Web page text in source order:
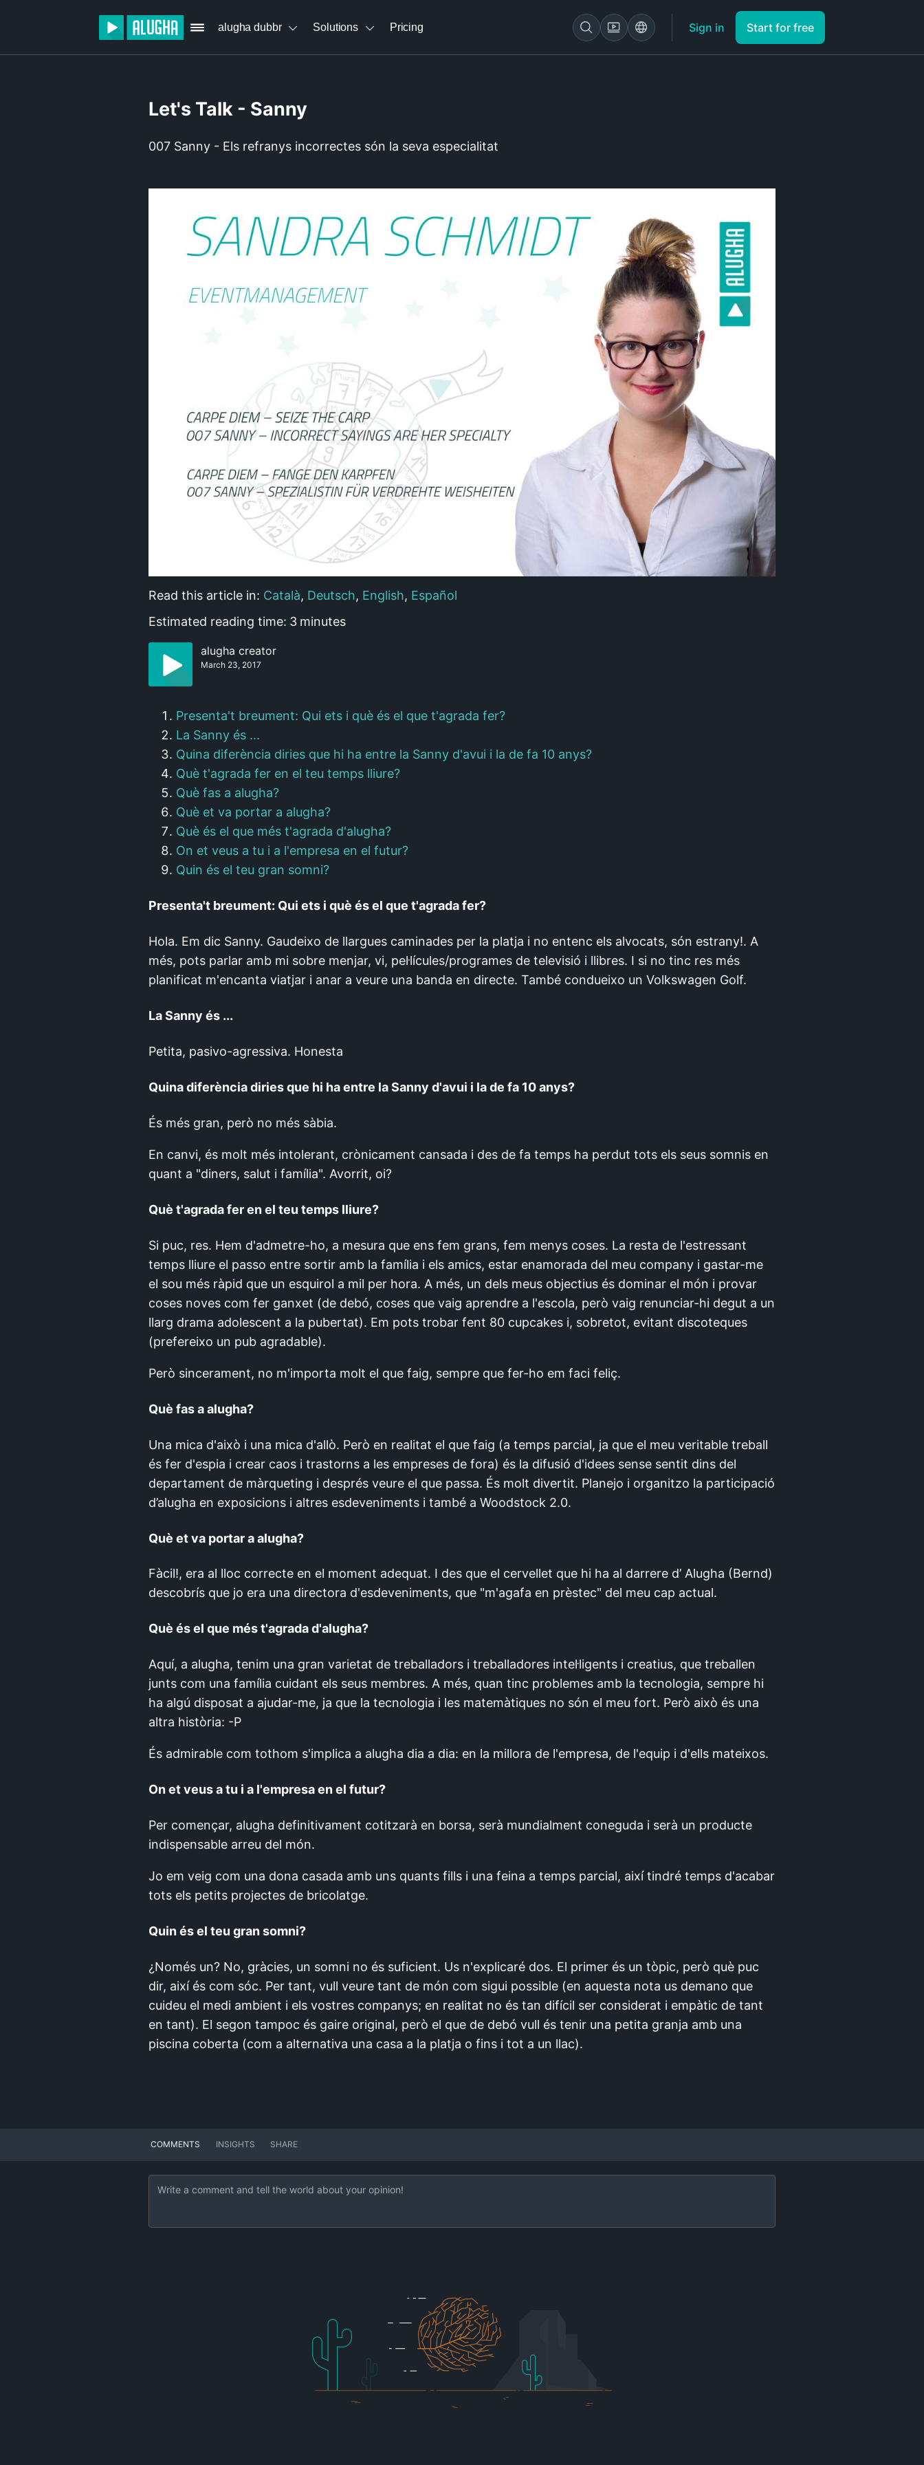
alugha dubbr Solutions Pricing Sign in Start for free
Let's Talk - Sanny
007 Sanny - Els refranys incorrectes són la seva especialitat
Read this article in: Català, Deutsch, English, Español
Estimated reading time: 3 minutes
alugha creator
March 23, 2017
Presenta't breument: Qui ets i què és el que t'agrada fer?
La Sanny és ...
Quina diferència diries que hi ha entre la Sanny d'avui i la de fa 10 anys?
Què t'agrada fer en el teu temps lliure?
Què fas a alugha?
Què et va portar a alugha?
Què és el que més t'agrada d'alugha?
On et veus a tu i a l'empresa en el futur?
Quin és el teu gran somni?
Presenta't breument: Qui ets i què és el que t'agrada fer?
Hola. Em dic Sanny. Gaudeixo de llargues caminades per la platja i no entenc els alvocats, són estrany!. A
més, pots parlar amb mi sobre menjar, vi, pel·lícules/programes de televisió i llibres. I si no tinc res més
planificat m'encanta viatjar i anar a veure una banda en directe. També condueixo un Volkswagen Golf.
La Sanny és ...
Petita, pasivo-agressiva. Honesta
Quina diferència diries que hi ha entre la Sanny d'avui i la de fa 10 anys?
És més gran, però no més sàbia.
En canvi, és molt més intolerant, crònicament cansada i des de fa temps ha perdut tots els seus somnis en
quant a "diners, salut i família". Avorrit, oi?
Què t'agrada fer en el teu temps lliure?
Si puc, res. Hem d'admetre-ho, a mesura que ens fem grans, fem menys coses. La resta de l'estressant
temps lliure el passo entre sortir amb la família i els amics, estar enamorada del meu company i gastar-me
el sou més ràpid que un esquirol a mil per hora. A més, un dels meus objectius és dominar el món i provar
coses noves com fer ganxet (de debó, coses que vaig aprendre a l'escola, però vaig renunciar-hi degut a un
llarg drama adolescent a la pubertat). Em pots trobar fent 80 cupcakes i, sobretot, evitant discoteques
(prefereixo un pub agradable).
Però sincerament, no m'importa molt el que faig, sempre que fer-ho em faci feliç.
Què fas a alugha?
Una mica d'això i una mica d'allò. Però en realitat el que faig (a temps parcial, ja que el meu veritable treball
és fer d'espia i crear caos i trastorns a les empreses de fora) és la difusió d'idees sense sentit dins del
departament de màrqueting i després veure el que passa. És molt divertit. Planejo i organitzo la participació
d’alugha en exposicions i altres esdeveniments i també a Woodstock 2.0.
Què et va portar a alugha?
Fàcil!, era al lloc correcte en el moment adequat. I des que el cervellet que hi ha al darrere d’ Alugha (Bernd)
descobrís que jo era una directora d'esdeveniments, que "m'agafa en prèstec" del meu cap actual.
Què és el que més t'agrada d'alugha?
Aquí, a alugha, tenim una gran varietat de treballadors i treballadores intel·ligents i creatius, que treballen
junts com una família cuidant els seus membres. A més, quan tinc problemes amb la tecnologia, sempre hi
ha algú disposat a ajudar-me, ja que la tecnologia i les matemàtiques no són el meu fort. Però això és una
altra història: -P
És admirable com tothom s'implica a alugha dia a dia: en la millora de l'empresa, de l'equip i d'ells mateixos.
On et veus a tu i a l'empresa en el futur?
Per començar, alugha definitivament cotitzarà en borsa, serà mundialment coneguda i serà un producte
indispensable arreu del món.
Jo em veig com una dona casada amb uns quants fills i una feina a temps parcial, així tindré temps d'acabar
tots els petits projectes de bricolatge.
Quin és el teu gran somni?
¿Només un? No, gràcies, un somni no és suficient. Us n'explicaré dos. El primer és un tòpic, però què puc
dir, així és com sóc. Per tant, vull veure tant de món com sigui possible (en aquesta nota us demano que
cuideu el medi ambient i els vostres companys; en realitat no és tan difícil ser considerat i empàtic de tant
en tant). El segon tampoc és gaire original, però el que de debó vull és tenir una petita granja amb una
piscina coberta (com a alternativa una casa a la platja o fins i tot a un llac).
COMMENTS INSIGHTS SHARE